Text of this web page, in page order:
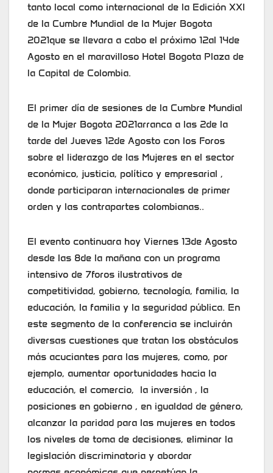
tanto local como internacional de la Edición XXI
de la Cumbre Mundial de la Mujer Bogota
2021que se llevara a cabo el próximo 12al 14de
Agosto en el maravilloso Hotel Bogota Plaza de
la Capital de Colombia.
El primer día de sesiones de la Cumbre Mundial
de la Mujer Bogota 2021arranca a las 2de la
tarde del Jueves 12de Agosto con los Foros
sobre el liderazgo de las Mujeres en el sector
económico, justicia, político y empresarial ,
donde participaran internacionales de primer
orden y las contrapartes colombianas..
El evento continuara hoy Viernes 13de Agosto
desde las 8de la mañana con un programa
intensivo de 7foros ilustrativos de
competitividad, gobierno, tecnología, familia, la
educación, la familia y la seguridad pública. En
este segmento de la conferencia se incluirán
diversas cuestiones que tratan los obstáculos
más acuciantes para las mujeres, como, por
ejemplo, aumentar oportunidades hacia la
educación, el comercio, la inversión , la
posiciones en gobierno , en igualdad de género,
alcanzar la paridad para las mujeres en todos
los niveles de toma de decisiones, eliminar la
legislación discriminatoria y abordar